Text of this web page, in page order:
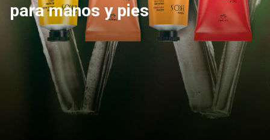
para manos y pies